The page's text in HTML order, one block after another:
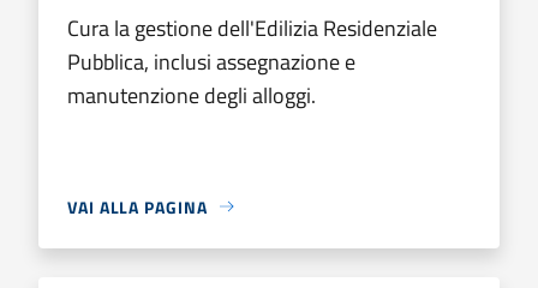
Cura la gestione dell'Edilizia Residenziale
Pubblica, inclusi assegnazione e
manutenzione degli alloggi.
VAI ALLA PAGINA